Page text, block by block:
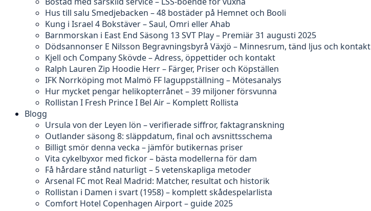
Hus till salu Smedjebacken – 48 bostäder på Hemnet och Booli
Kung i Israel 4 Bokstäver – Saul, Omri eller Ahab
Barnmorskan i East End Säsong 13 SVT Play – Premiär 31 augusti 2025
Dödsannonser E Nilsson Begravningsbyrå Växjö – Minnesrum, tänd ljus och kontakt
Kjell och Company Skövde – Adress, öppettider och kontakt
Ralph Lauren Zip Hoodie Herr – Färger, Priser och Köpställen
IFK Norrköping mot Malmö FF laguppställning – Mötesanalys
Hur mycket pengar helikopterrånet – 39 miljoner försvunna
Rollistan I Fresh Prince I Bel Air – Komplett Rollista
Blogg
Ursula von der Leyen lön – verifierade siffror, faktagranskning
Outlander säsong 8: släppdatum, final och avsnittsschema
Billigt smör denna vecka – jämför butikernas priser
Vita cykelbyxor med fickor – bästa modellerna för dam
Få hårdare stånd naturligt – 5 vetenskapliga metoder
Arsenal FC mot Real Madrid: Matcher, resultat och historik
Rollistan i Damen i svart (1958) – komplett skådespelarlista
Comfort Hotel Copenhagen Airport – guide 2025